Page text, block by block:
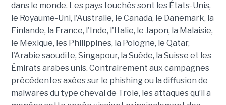
dans le monde. Les pays touchés sont les États-Unis,
le Royaume-Uni, l'Australie, le Canada, le Danemark, la
Finlande, la France, l'Inde, l'Italie, le Japon, la Malaisie,
le Mexique, les Philippines, la Pologne, le Qatar,
l'Arabie saoudite, Singapour, la Suède, la Suisse et les
Émirats arabes unis. Contrairement aux campagnes
précédentes axées sur le phishing ou la diffusion de
malwares du type cheval de Troie, les attaques qu’il a